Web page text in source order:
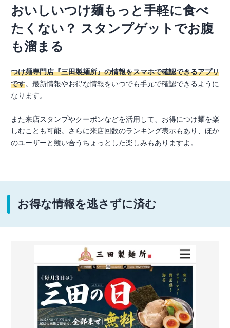
おいしいつけ麺もっと手軽に食べ
たくない？ スタンプゲットでお腹
も溜まる
つけ麺専門店『三田製麺所』の情報をスマホで確認できるアプリ
です。最新情報やお得な情報をいつでも手元で確認できるように
なります。
また来店スタンプやクーポンなどを活用して、お得につけ麺を楽
しむことも可能。さらに来店回数のランキング表示もあり、ほか
のユーザーと競い合うちょっとした楽しみもありますよ。
お得な情報を逃さずに済む